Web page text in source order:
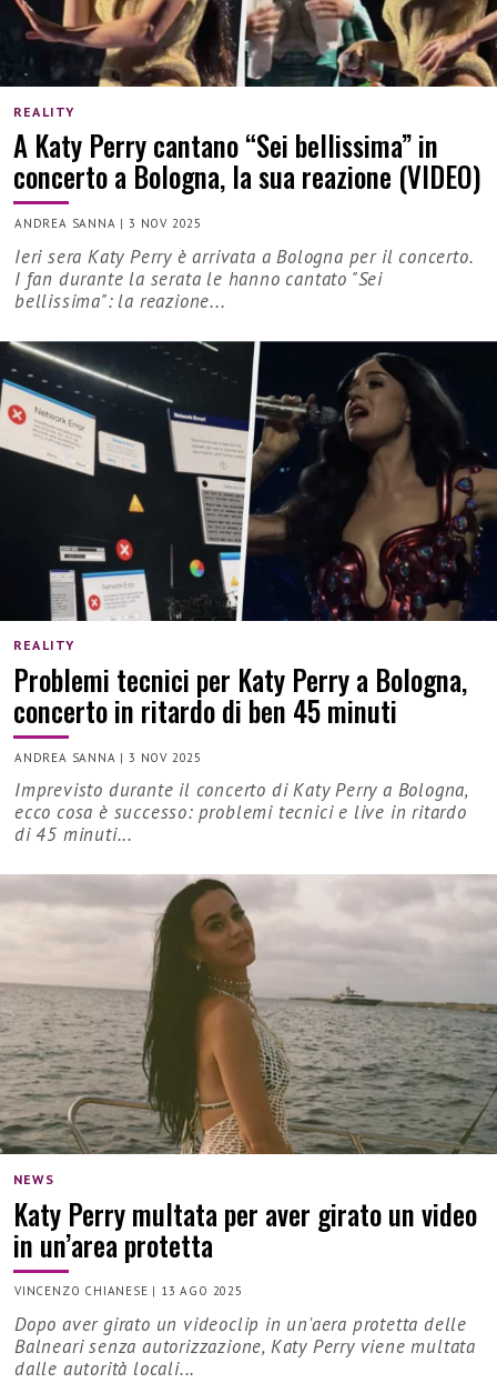
REALITY
A Katy Perry cantano “Sei bellissima” in
concerto a Bologna, la sua reazione (VIDEO)
ANDREA SANNA |3 NOV 2025
Ieri sera Katy Perry è arrivata a Bologna per il concerto.
I fan durante la serata le hanno cantato "Sei
bellissima": la reazione...
REALITY
Problemi tecnici per Katy Perry a Bologna,
concerto in ritardo di ben 45 minuti
ANDREA SANNA |3 NOV 2025
Imprevisto durante il concerto di Katy Perry a Bologna,
ecco cosa è successo: problemi tecnici e live in ritardo
di 45 minuti...
NEWS
Katy Perry multata per aver girato un video
in un’area protetta
VINCENZO CHIANESE | 13 AGO 2025
Dopo aver girato un videoclip in un'aera protetta delle
Balneari senza autorizzazione, Katy Perry viene multata
dalle autorità locali...